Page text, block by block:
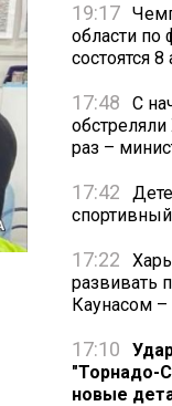
19:17
области по
состоятся 8
17:48
С
раз –
17:42
17:22
развивать
Каунасом
17:10
"Торнадо-
новые